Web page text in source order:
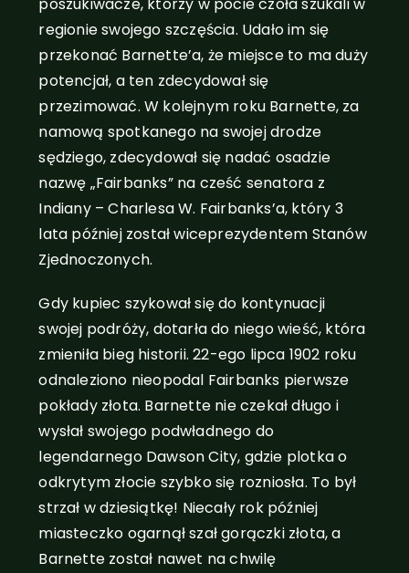
regionie swojego szczęścia. Udało im się
przekonać Barnette’a, że miejsce to ma duży
potencjał, a ten zdecydował się
przezimować. W kolejnym roku Barnette, za
namową spotkanego na swojej drodze
sędziego, zdecydował się nadać osadzie
nazwę „Fairbanks” na cześć senatora z
Indiany – Charlesa W. Fairbanks’a, który 3
lata później został wiceprezydentem Stanów
Zjednoczonych.
Gdy kupiec szykował się do kontynuacji
swojej podróży, dotarła do niego wieść, która
zmieniła bieg historii. 22-ego lipca 1902 roku
odnaleziono nieopodal Fairbanks pierwsze
pokłady złota. Barnette nie czekał długo i
wysłał swojego podwładnego do
legendarnego Dawson City, gdzie plotka o
odkrytym złocie szybko się rozniosła. To był
strzał w dziesiątkę! Niecały rok później
miasteczko ogarnął szał gorączki złota, a
Barnette został nawet na chwilę